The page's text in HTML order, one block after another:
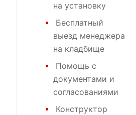
на установку
Бесплатный
выезд менеджера
на кладбище
Помощь с
документами и
согласованиями
Конструктор